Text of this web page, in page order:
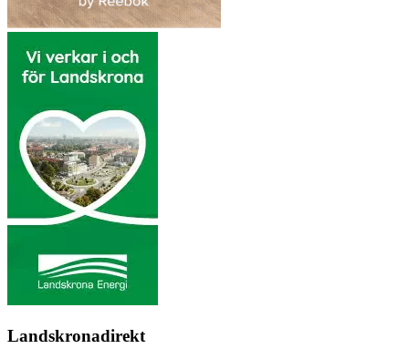
Landskronadirekt